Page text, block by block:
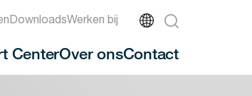
DownloadsWerken bij
CenterOver onsContact